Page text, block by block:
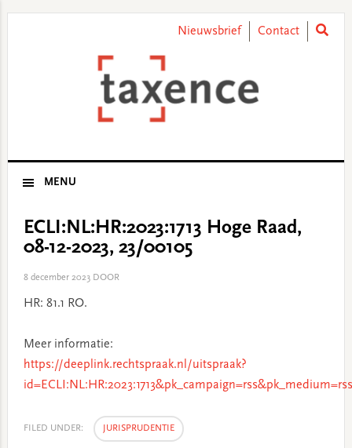
Nieuwsbrief Contact
MENU
ECLI:NL:HR:2023:1713 Hoge Raad,
08-12-2023, 23/00105
8 december 2023DOOR
HR: 81.1 RO.
Meer informatie:
https://deeplink.rechtspraak.nl/uitspraak?
FILED UNDER: JURISPRUDENTIE